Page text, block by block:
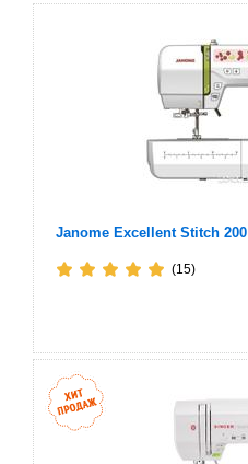
Janome Excellent Stitch 200
(15)